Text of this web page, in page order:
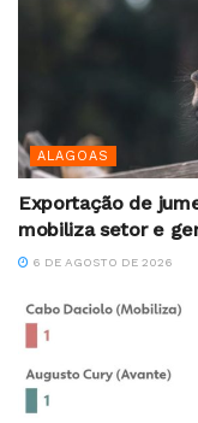
ALAGOAS
Exportação de
mobiliza setor e
6 DE AGOSTO DE 2026